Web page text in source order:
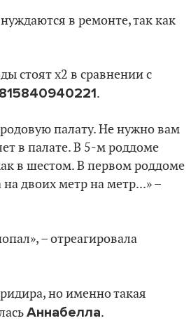
в ремонте, так как
стоят х2 в сравнении с
.
палату. Не нужно вам
в палате. В 5-м роддоме
в шестом. В первом роддоме
двоих метр на метр...» –
– отреагировала
но именно такая
Аннабелла.